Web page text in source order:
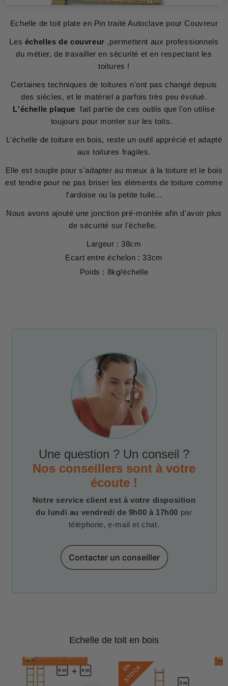
Echelle de toit plate en Pin traité Autoclave pour Couvreur
Les échelles de couvreur ,permettent aux professionnels
du métier, de travailler en sécurité et en respectant les
toitures !
Certaines techniques de toitures n'ont pas changé depuis
des siècles, et le matériel a parfois très peu évolué.
L'échelle plaque fait partie de ces outils que l'on utilise
toujours pour monter sur les toits.
L'échelle de toiture en bois, reste un outil apprécié et adapté
aux toitures fragiles.
Elle est souple pour s'adapter au mieux à la toiture et le bois
est tendre pour ne pas briser les éléments de toiture comme
l'ardoise ou la petite tuile...
Nous avons ajouté une jonction pré-montée afin d'avoir plus
de sécurité sur l'échelle.
Largeur : 38cm
Ecart entre échelon : 33cm
Poids : 8kg/échelle
Une question ? Un conseil ?
Nos conseillers sont à votre
écoute !
Notre service client est à votre disposition
du lundi au vendredi de 9h00 à 17h00 par
téléphone, e-mail et chat.
Contacter un conseiller
Echelle de toit en bois
DÉLAI 15 JOURS
E
N
S
T
O
C
K